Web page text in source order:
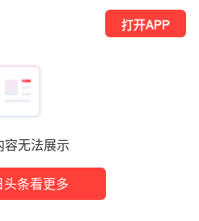
容无法展示
条看更多
打开APP